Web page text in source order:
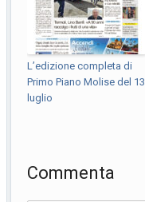
L’edizione completa di
Primo Piano Molise del 13
luglio
Commenta